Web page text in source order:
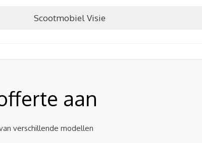
Scootmobiel Visie
aan
verschillende modellen